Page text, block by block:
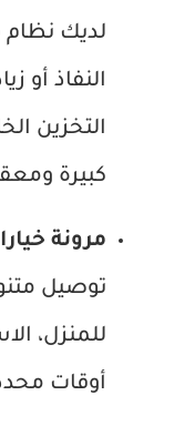
لديك نظام
النفاذ أو
كبيرة
مرونة
توصيل
للمنزل،
أوقات